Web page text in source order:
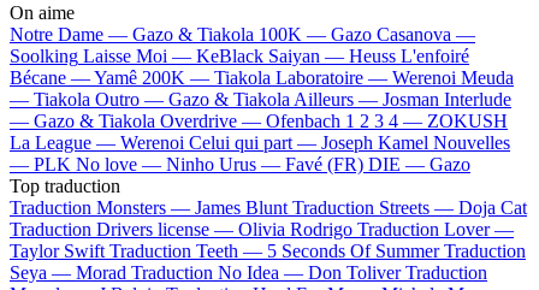
On aime
Notre Dame — Gazo & Tiakola 100K — Gazo Casanova —
Soolking Laisse Moi — KeBlack Saiyan — Heuss L'enfoiré
Bécane —Yamê 200K — Tiakola Laboratoire — Werenoi Meuda
— Tiakola Outro — Gazo & Tiakola Ailleurs — Josman Interlude
— Gazo & Tiakola Overdrive — Ofenbach 1 2 3 4 — ZOKUSH
La League — Werenoi Celui qui part — Joseph Kamel Nouvelles
— PLK No love — Ninho Urus — Favé (FR) DIE — Gazo
Top traduction
Traduction Monsters — James Blunt Traduction Streets — Doja Cat
Traduction Drivers license — Olivia Rodrigo Traduction Lover —
Taylor Swift Traduction Teeth — 5 Seconds Of Summer Traduction
Seya — Morad Traduction No Idea — Don Toliver Traduction